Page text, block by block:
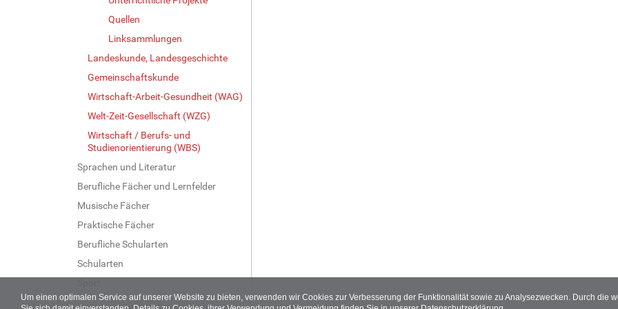
Um einen optimalen Service auf unserer Website zu bieten, verwenden wir Cookies zur Verbesserung der Funktionalität sowie zu Analysezwecken. Durch
Quellen
Linksammlungen
Landeskunde, Landesgeschichte
Gemeinschaftskunde
Wirtschaft-Arbeit-Gesundheit (WAG)
Welt-Zeit-Gesellschaft (WZG)
Wirtschaft / Berufs- und
Studienorientierung (WBS)
Sprachen und Literatur
Berufliche Fächer und Lernfelder
Musische Fächer
Praktische Fächer
Berufliche Schularten
Schularten